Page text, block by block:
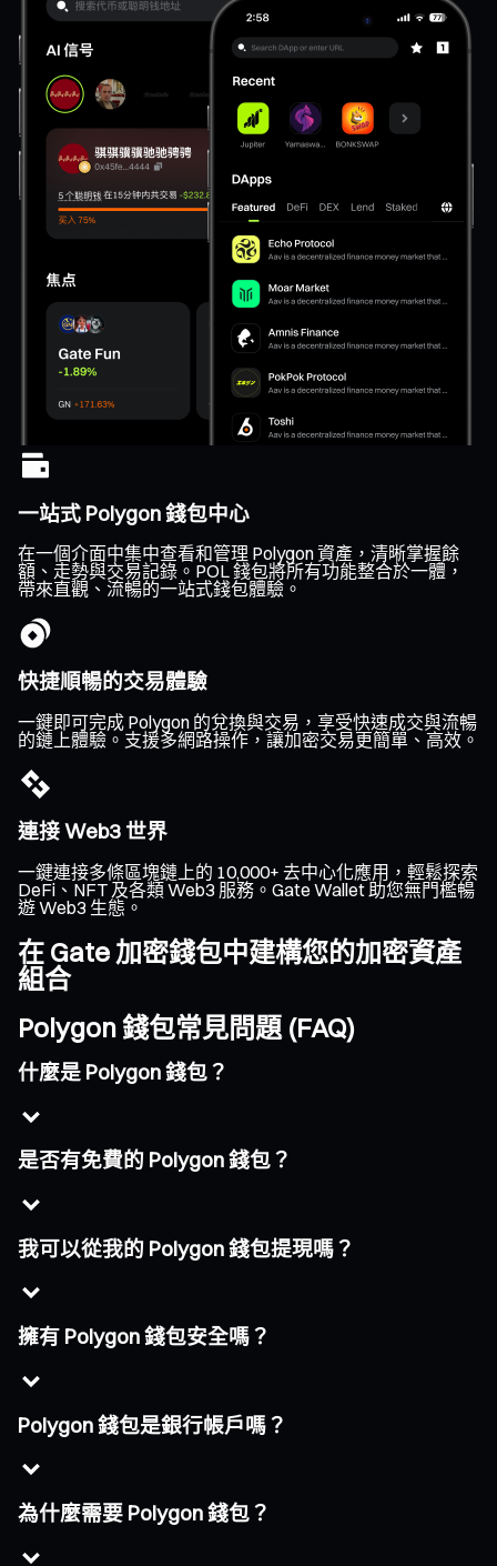
一站式 Polygon 錢包中心
在一個介面中集中查看和管理 Polygon 資產，清晰掌握餘
額、走勢與交易記錄。POL 錢包將所有功能整合於一體，
帶來直觀、流暢的一站式錢包體驗。
快捷順暢的交易體驗
一鍵即可完成 Polygon 的兌換與交易，享受快速成交與流暢
的鏈上體驗。支援多網路操作，讓加密交易更簡單、高效。
連接 Web3 世界
一鍵連接多條區塊鏈上的 10,000+ 去中心化應用，輕鬆探索
DeFi、NFT 及各類 Web3 服務。Gate Wallet 助您無門檻暢
遊 Web3 生態。
在 Gate 加密錢包中建構您的加密資產
組合
Polygon 錢包常見問題 (FAQ)
什麼是 Polygon 錢包？
是否有免費的 Polygon 錢包？
我可以從我的 Polygon 錢包提現嗎？
擁有 Polygon 錢包安全嗎？
Polygon 錢包是銀行帳戶嗎？
為什麼需要 Polygon 錢包？